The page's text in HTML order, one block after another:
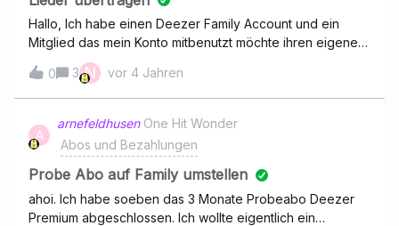
abschaffen.Danke und Gruß!
Hallo, Ich habe einen Deezer Family Account und ein
Mitglied das mein Konto mitbenutzt möchte ihren eigenen
erstellen. Kann Sie Ihre Favoriten von meinem Account auf
Ihren neuen übertragen?Freundliche Grüße Vanessa
Nagy
0 3 N vor 4 Jahren
A
arnefeldhusen One Hit Wonder
Abos und Bezahlungen
Probe Abo auf Family umstellen
ahoi. Ich habe soeben das 3 Monate Probeabo Deezer
Premium abgeschlossen. Ich wollte eigentlich ein